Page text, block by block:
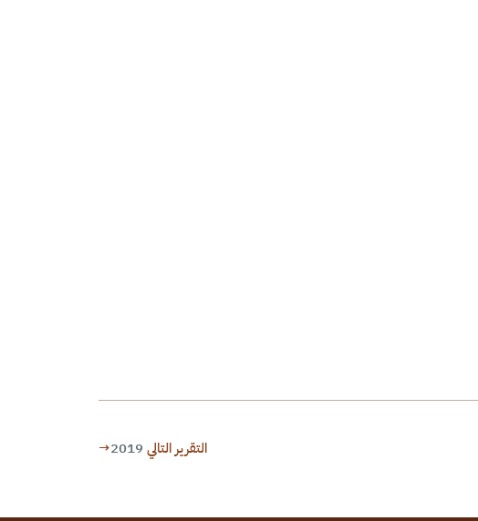
التقرير التالي 2019
→